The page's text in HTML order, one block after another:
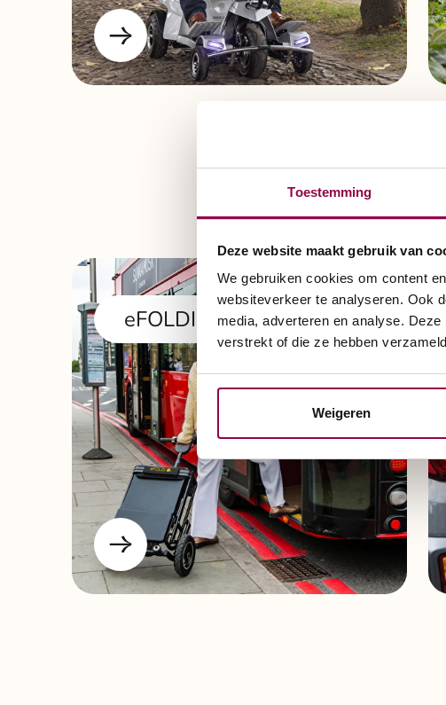
Toestemming
Deze website maakt gebruik van
We gebruiken cookies om content
websiteverkeer te analyseren. Ook
media, adverteren en analyse.
verstrekt of die ze hebben
Weigeren
eFOLDI lichtgewicht